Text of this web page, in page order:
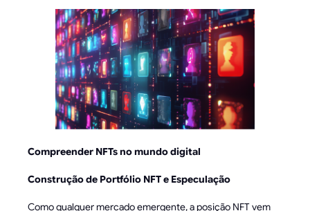
Compreender NFTs no mundo digital
Construção de Portfólio NFT e Especulação
Como qualquer mercado emergente, a posição NFT vem